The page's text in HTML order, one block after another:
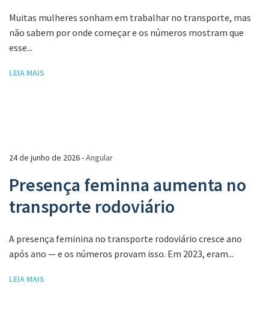
Muitas mulheres sonham em trabalhar no transporte, mas
não sabem por onde começar e os números mostram que
esse...
LEIA MAIS
24 de junho de 2026 -Angular
Presença feminna aumenta no
transporte rodoviário
A presença feminina no transporte rodoviário cresce ano
após ano — e os números provam isso. Em 2023, eram...
LEIA MAIS